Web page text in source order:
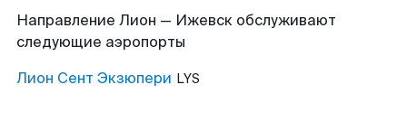
Направление Лион — Ижевск обслуживают
следующие аэропорты
Лион Сент Экзюпери LYS